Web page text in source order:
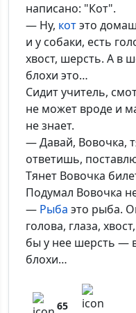
написано: "Кот".
— Ну, котэто
и у собаки, есть
хвост, шерсть. А в
блохи это…
Сидит учитель,
не может вроде и
не знает.
— Давай, Вовочка,
ответишь,
Тянет Вовочка
Подумал Вовочка
— Рыба это рыба.
голова, глаза,
бы у нее шерсть —
блохи…
65